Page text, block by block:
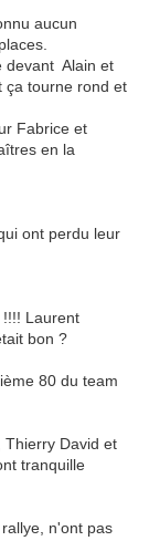
aucun
devant Alain et
ça tourne rond et
Fabrice et
en la
ont perdu leur
Laurent
bon ?
80 du team
Thierry David et
tranquille
n'ont pas